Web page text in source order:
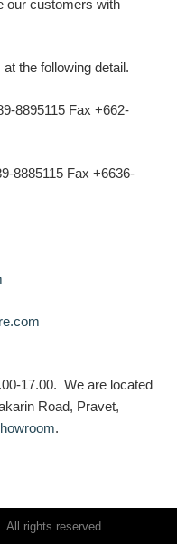
our customers with
the following detail.
8895115 Fax +662-
8885115 Fax +6636-
17.00. We are located
Road, Pravet,
.
All rights reserved.